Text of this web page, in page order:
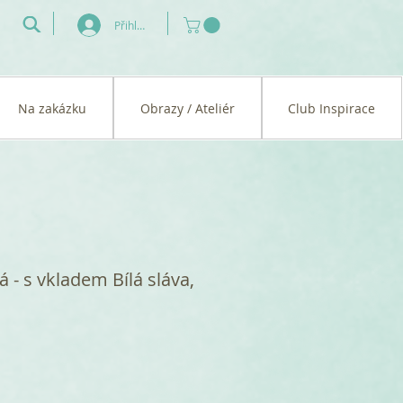
Přihlásit se
Na zakázku Obrazy / Ateliér Club Inspirace
- s vkladem Bílá sláva,